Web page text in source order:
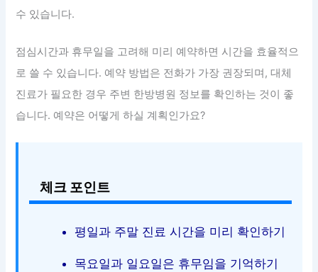
수 있습니다.
점심시간과 휴무일을 고려해 미리 예약하면 시간을 효율적으
로 쓸 수 있습니다. 예약 방법은 전화가 가장 권장되며, 대체
진료가 필요한 경우 주변 한방병원 정보를 확인하는 것이 좋
습니다. 예약은 어떻게 하실 계획인가요?
체크 포인트
평일과 주말 진료 시간을 미리 확인하기
목요일과 일요일은 휴무임을 기억하기